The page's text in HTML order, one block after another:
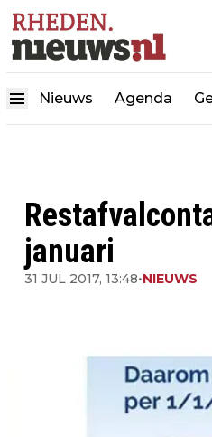
Nieuws Agenda
januari
31 JUL 2017, 13:48•NIEUWS